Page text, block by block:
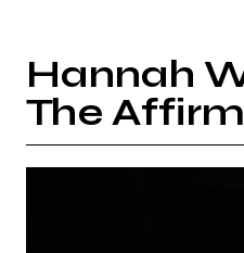
INFO
PLAN
Hannah
The